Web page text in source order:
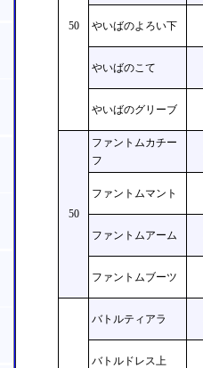
50 やいばのよろい下
やいばのこて
やいばのグリーブ
50
ファントムカチー
フ
ファントムマント
ファントムアーム
ファントムブーツ
バトルティアラ
バトルドレス上